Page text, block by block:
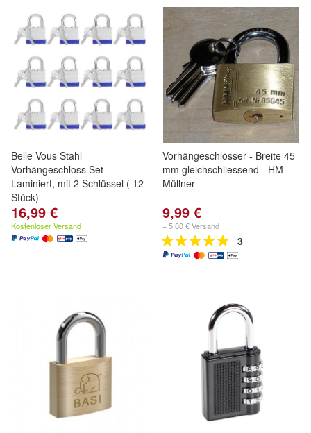
Belle Vous Stahl
Vorhängeschloss Set
Laminiert, mit 2 Schlüssel ( 12
Stück)
16,99 €
Kostenloser Versand
Vorhängeschlösser - Breite 45
mm gleichschliessend - HM
Müllner
9,99 €
+ 5,60 € Versand
3